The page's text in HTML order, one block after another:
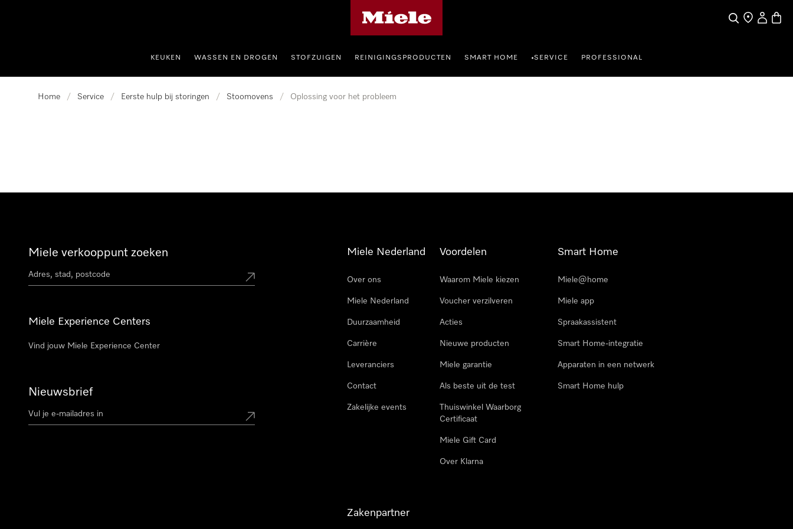
Wat zoek je?
Dealer zoeken
Mijn
KEUKEN WASSEN EN DROGEN STOFZUIGEN REINIGINGSPRODUCTEN SMART HOME •SERVICE PROFESSIONAL
Home / Service / Eerste hulp bij storingen / Stoomovens / Oplossing voor het probleem
Miele verkooppunt zoeken
Miele Experience Centers
Vind jouw Miele Experience Center
Nieuwsbrief
Miele Nederland
Over ons
Miele Nederland
Duurzaamheid
Carrière
Leveranciers
Contact
Zakelijke events
Voordelen
Waarom Miele kiezen
Voucher verzilveren
Acties
Nieuwe producten
Miele garantie
Als beste uit de test
Thuiswinkel Waarborg
Certificaat
Miele Gift Card
Over Klarna
Smart Home
Miele@home
Miele app
Spraakassistent
Smart Home-integratie
Apparaten in een netwerk
Smart Home hulp
Zakenpartner